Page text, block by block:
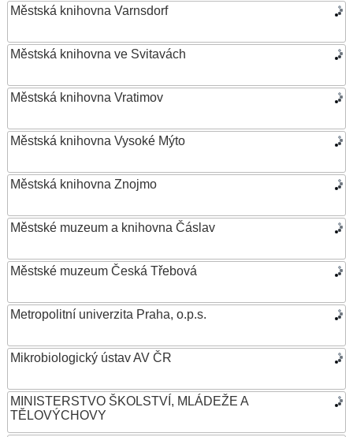
Městská knihovna Varnsdorf
Městská knihovna ve Svitavách
Městská knihovna Vratimov
Městská knihovna Vysoké Mýto
Městská knihovna Znojmo
Městské muzeum a knihovna Čáslav
Městské muzeum Česká Třebová
Metropolitní univerzita Praha, o.p.s.
Mikrobiologický ústav AV ČR
MINISTERSTVO ŠKOLSTVÍ, MLÁDEŽE A
TĚLOVÝCHOVY